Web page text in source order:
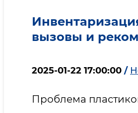
вызовы и
2025-01-22 17:00:00 /
Проблема